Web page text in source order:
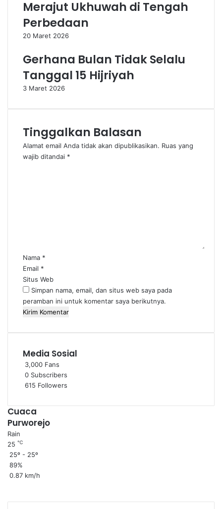
Merajut Ukhuwah di Tengah
Perbedaan
20 Maret 2026
Gerhana Bulan Tidak Selalu
Tanggal 15 Hijriyah
3 Maret 2026
Tinggalkan Balasan
Alamat email Anda tidak akan dipublikasikan. Ruas yang
wajib ditandai *
*Nama *
Email *
Situs Web
Simpan nama, email, dan situs web saya pada
peramban ini untuk komentar saya berikutnya.
Media Sosial
3,000 Fans
0 Subscribers
615 Followers
Cuaca
Purworejo
Rain
25 ℃
25º - 25º
89%
0.87 km/h